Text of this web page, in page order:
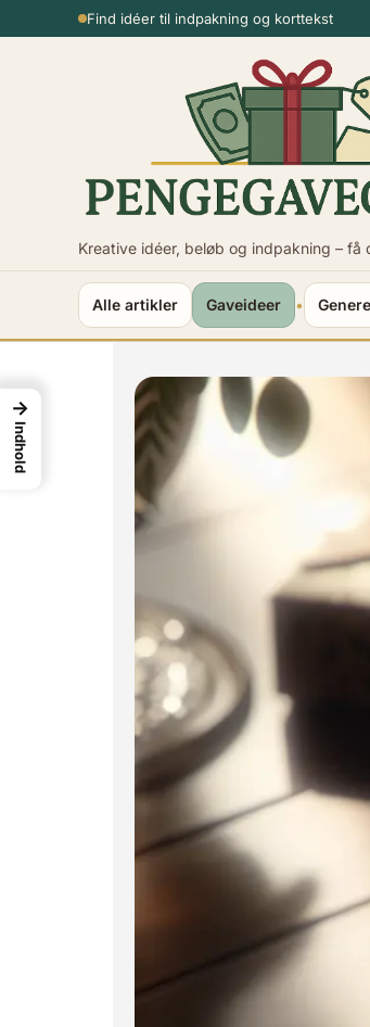
til
Usikker på beløbet?
Kreative idéer, beløb og indpakning –
Alle artikler Gaveideer •
→
Indhold